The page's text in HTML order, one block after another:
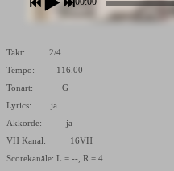
Takt: 2/4
Tempo: 116.00
Tonart: G
Lyrics: ja
Akkorde: ja
VH Kanal: 16VH
Scorekanäle: L = --, R = 4